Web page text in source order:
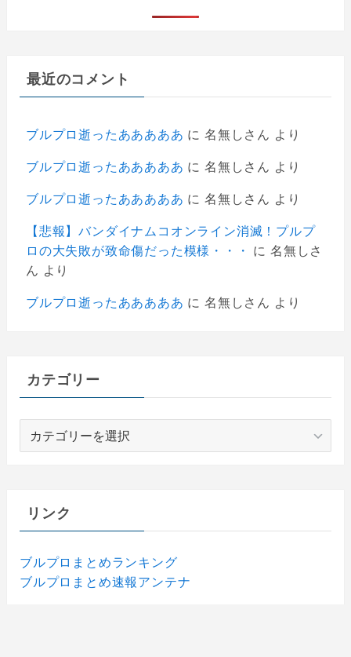
最近のコメント
ブルプロ逝ったあああああ に 名無しさん より
ブルプロ逝ったあああああ に 名無しさん より
ブルプロ逝ったあああああ に 名無しさん より
【悲報】バンダイナムコオンライン消滅！プルプ
ロの大失敗が致命傷だった模様・・・
に 名無しさ
ん より
ブルプロ逝ったあああああ に 名無しさん より
カテゴリー
ーリンク
ブルプロまとめランキング
ブルプロまとめ速報アンテナ